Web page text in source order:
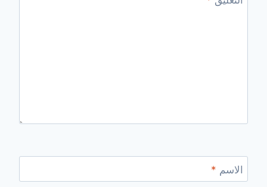
الاسم *